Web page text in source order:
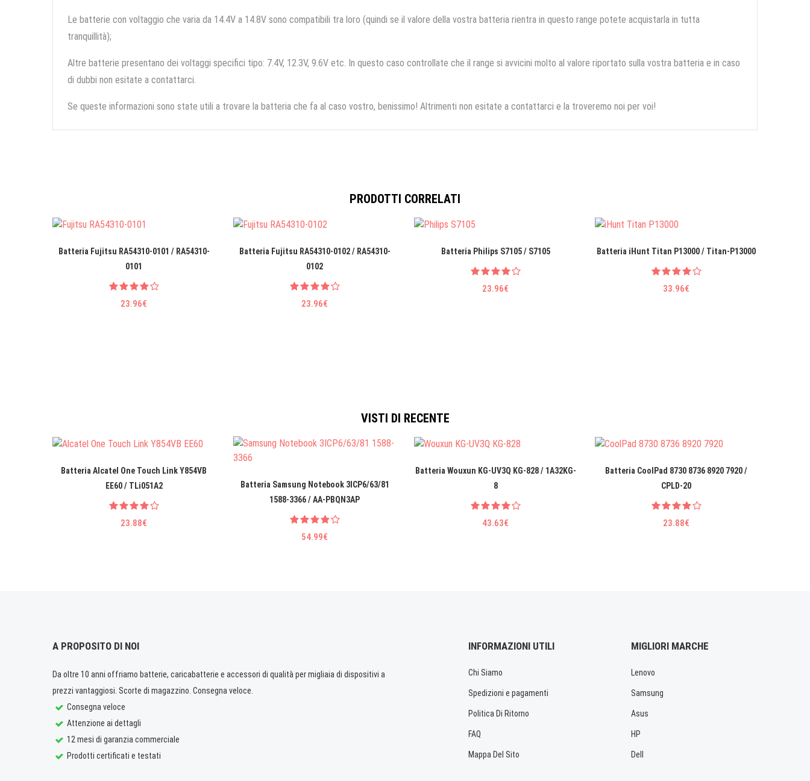
Le batterie con voltaggio che varia da 14.4V a 14.8V sono compatibili tra loro (quindi se il valore della vostra batteria rientra in questo range potete acquistarla in tutta
tranquillità);
Altre batterie presentano dei voltaggi specifici tipo: 7.4V, 12.3V, 9.6V etc. In questo caso controllate che il range si avvicini molto al valore riportato sulla vostra batteria e in caso
di dubbi non esitate a contattarci.
Se queste informazioni sono state utili a trovare la batteria che fa al caso vostro, benissimo! Altrimenti non esitate a contattarci e la troveremo noi per voi!
PRODOTTI CORRELATI
Batteria Fujitsu RA54310-0101 / RA54310-
0101
23.96€
Batteria Fujitsu RA54310-0102 / RA54310-
0102
23.96€
Batteria Philips S7105 / S7105
23.96€
Batteria iHunt Titan P13000 / Titan-P13000
33.96€
VISTI DI RECENTE
Batteria Alcatel One Touch Link Y854VB
EE60 / TLi051A2
23.88€
Batteria Samsung Notebook 3ICP6/63/81
1588-3366 / AA-PBQN3AP
54.99€
Batteria Wouxun KG-UV3Q KG-828 / 1A32KG-
8
43.63€
Batteria CoolPad 8730 8736 8920 7920 /
CPLD-20
23.88€
A PROPOSITO DI NOI
Da oltre 10 anni offriamo batterie, caricabatterie e accessori di qualità per migliaia di dispositivi a
prezzi vantaggiosi. Scorte di magazzino. Consegna veloce.
Consegna veloce
Attenzione ai dettagli
12 mesi di garanzia commerciale
Prodotti certificati e testati
INFORMAZIONI UTILI
Chi Siamo
Spedizioni e pagamenti
Politica Di Ritorno
FAQ
Mappa Del Sito
MIGLIORI MARCHE
Lenovo
Samsung
Asus
HP
Dell